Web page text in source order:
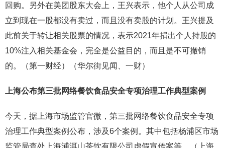
回购。另外在美团股东大会上，王兴表示，他个人从公司成
立到现在一股都没有卖过，而且没有卖股的计划。王兴提及
此前关于转让相关股票的情况，表示2021年捐出个人持股的
10%注入相关基金会，完全是公益目的，而且是不可撤销
的。（第一财经）（华尔街见闻、一财）
上海公布第三批网络餐饮食品安全专项治理工作典型案例
今天，据上海市场监管官微，第三批网络餐饮食品安全专项
治理工作典型案例公布，涉及6个案例。其中包括杨浦区市场
监管局查处上海浦洱山茶饮有限公司虚假宣传案等。（上海